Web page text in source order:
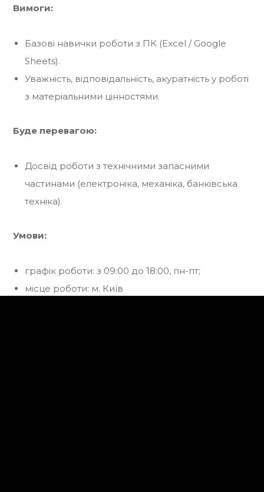
Вимоги:
Базові навички роботи з ПК (Excel / Google
Sheets).
Уважність, відповідальність, акуратність у роботі
з матеріальними цінностями.
Буде перевагою:
Досвід роботи з технічними запасними
частинами (електроніка, механіка, банківська
техніка).
Умови:
графік роботи: з 09:00 до 18:00, пн-пт;
місце роботи: м. Київ